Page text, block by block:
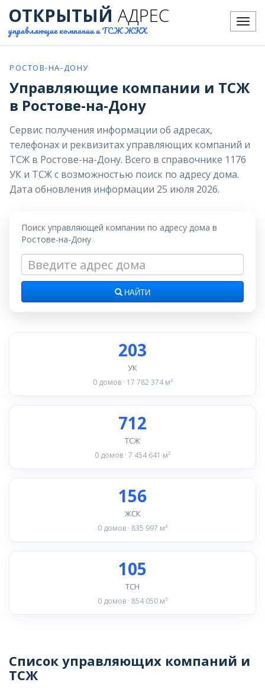
Меню
ОТКРЫТЫЙ АДРЕС
управляющие компании и ТСЖ ЖКХ
РОСТОВ-НА-ДОНУ
Управляющие компании и ТСЖ
в Ростове-на-Дону
Сервис получения информации об адресах,
телефонах и реквизитах управляющих компаний и
ТСЖ в Ростове-на-Дону. Всего в справочнике 1176
УК и ТСЖ с возможностью поиск по адресу дома.
Дата обновления информации 25 июля 2026.
Поиск управляющей компании по адресу дома в
Ростове-на-Дону
НАЙТИ
203
УК
0 домов · 17 782 374 м²
712
ТСЖ
0 домов · 7 454 641 м²
156
ЖСК
0 домов · 835 997 м²
105
ТСН
0 домов · 854 050 м²
Список управляющих компаний и
ТСЖ